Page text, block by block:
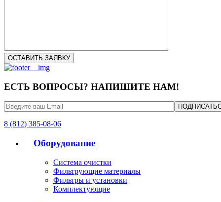
ЕСТЬ ВОПРОСЫ? НАПИШИТЕ НАМ!
8 (812) 385-08-06
Оборудование
Система очистки
Фильтрующие материалы
Фильтры и установки
Комплектующие